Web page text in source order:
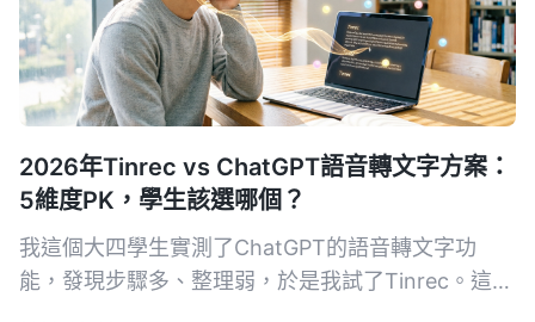
2026年Tinrec vs ChatGPT語音轉文字方案：
5維度PK，學生該選哪個？
我這個大四學生實測了ChatGPT的語音轉文字功
能，發現步驟多、整理弱，於是我試了Tinrec。這篇